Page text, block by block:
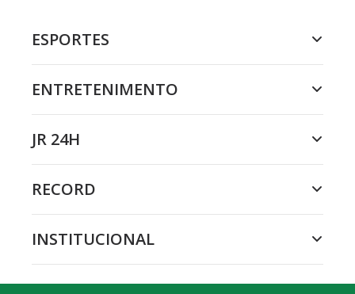
ESPORTES
ENTRETENIMENTO
JR 24H
RECORD
INSTITUCIONAL